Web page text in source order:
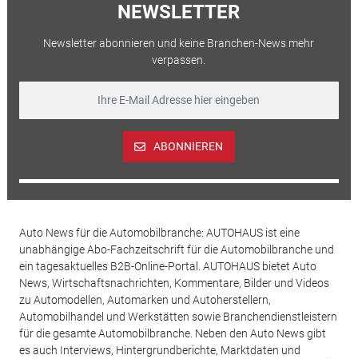
NEWSLETTER
Newsletter abonnieren und keine Branchen-News mehr
verpassen.
ABONNIEREN
Auto News für die Automobilbranche: AUTOHAUS ist eine
unabhängige Abo-Fachzeitschrift für die Automobilbranche und
ein tagesaktuelles B2B-Online-Portal. AUTOHAUS bietet Auto
News, Wirtschaftsnachrichten, Kommentare, Bilder und Videos
zu Automodellen, Automarken und Autoherstellern,
Automobilhandel und Werkstätten sowie Branchendienstleistern
für die gesamte Automobilbranche. Neben den Auto News gibt
es auch Interviews, Hintergrundberichte, Marktdaten und